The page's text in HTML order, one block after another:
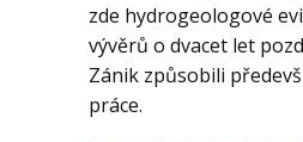
VĚDA A VÝZKUM
KE STAŽENÍ
zde hydrogeologové
vývěrů o dvacet let
Zánik způsobili
práce.